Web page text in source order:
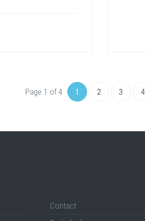
Page 1 of 4 1 2 3 4
Contact